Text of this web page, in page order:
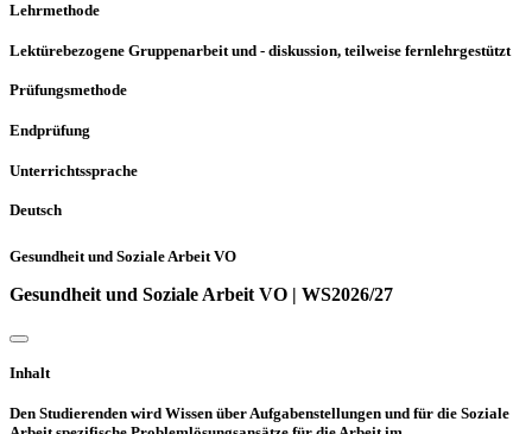
Lehrmethode
Lektürebezogene Gruppenarbeit und - diskussion, teilweise fernlehrgestützt
Prüfungsmethode
Endprüfung
Unterrichtssprache
Deutsch
Gesundheit und Soziale Arbeit VO
Gesundheit und Soziale Arbeit VO | WS2026/27
Inhalt
Den Studierenden wird Wissen über Aufgabenstellungen und für die Soziale